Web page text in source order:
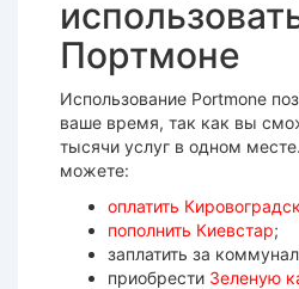
Портмоне
Использование Portmone
ваше время, так как вы
тысячи услуг в одном
можете:
оплатить
пополнить Киевстар;
заплатить за
приобрести Зеленую